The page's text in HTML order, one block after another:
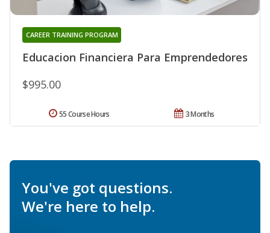
Educacion Financiera Para Emprendedores
CAREER TRAINING PROGRAM
$995.00
3 Months
55 Course Hours
You've got questions.
We're here to help.